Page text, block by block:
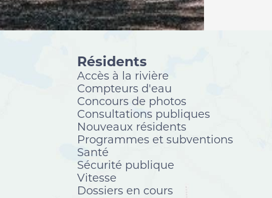
Résidents
Accès à la rivière
Compteurs d'eau
Concours de photos
Consultations publiques
Nouveaux résidents
Programmes et subventions
Santé
Sécurité publique
Vitesse
Dossiers en cours